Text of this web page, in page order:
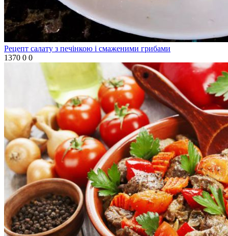
Рецепт салату з печінкою і смаженими грибами
1370 0 0